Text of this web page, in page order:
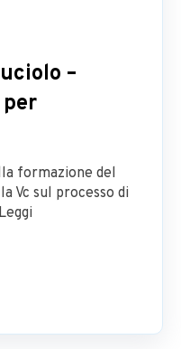
–
formazione del
Vc sul processo di